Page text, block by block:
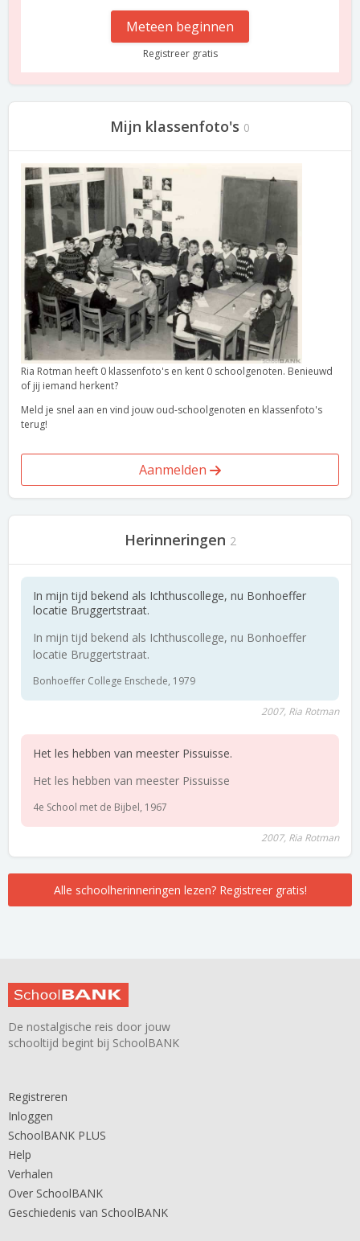
Meteen beginnen
Registreer gratis
Mijn klassenfoto's 0
Ria Rotman heeft 0 klassenfoto's en kent 0 schoolgenoten. Benieuwd
of jij iemand herkent?
Meld je snel aan en vind jouw oud-schoolgenoten en klassenfoto's
terug!
Aanmelden
Herinneringen 2
In mijn tijd bekend als Ichthuscollege, nu Bonhoeffer
locatie Bruggertstraat.
In mijn tijd bekend als Ichthuscollege, nu Bonhoeffer
locatie Bruggertstraat.
Bonhoeffer College Enschede, 1979
2007, Ria Rotman
Het les hebben van meester Pissuisse.
Het les hebben van meester Pissuisse
4e School met de Bijbel, 1967
2007, Ria Rotman
Alle schoolherinneringen lezen? Registreer gratis!
De nostalgische reis door jouw
schooltijd begint bij SchoolBANK
Registreren
Inloggen
SchoolBANK PLUS
Help
Verhalen
Over SchoolBANK
Geschiedenis van SchoolBANK